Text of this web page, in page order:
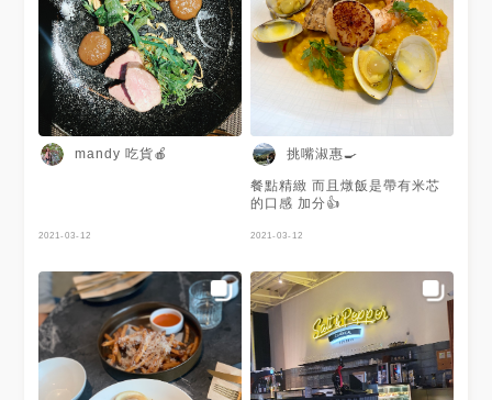
mandy 吃貨🍎
2021-03-12
挑嘴淑惠🍳
餐點精緻 而且燉飯是帶有米芯
的口感 加分👍
2021-03-12